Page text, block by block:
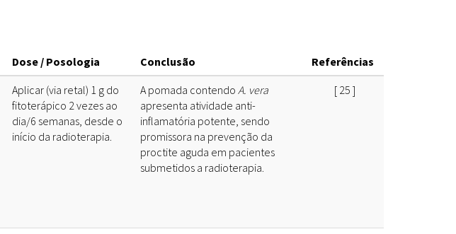
Dose / Posologia Conclusão
Referências
Aplicar (via retal) 1 g do
fitoterápico 2 vezes ao
dia/6 semanas, desde o
início da radioterapia.
A pomada contendo A. vera
apresenta atividade anti-
inflamatória potente, sendo
promissora na prevenção da
proctite aguda em pacientes
submetidos a radioterapia.
[ 25 ]